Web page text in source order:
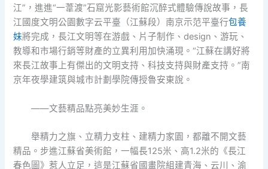
江”，進進“一葦渡”石窟光影藝術館沉醉式體驗傳說故事，長
江國度文明公園數字云平臺（江蘇段）南京示范平臺行包養
妹將完成，長江文明等在游戲、片子制作、design、游玩、
教導和市場行銷等財產的立異利用加快涌現。“江蘇在講好將
來長江故事上有傑出的文明支持、科技支持與財產支持。”南
京年夜學建筑與城市計劃學院傳授魯安東說。
——文藝精品點亮美妙生涯。
舉精力之旗、立精力支柱、建精力家園，都離不開文藝
精品。步進江蘇省美術館，一幅長125米、高1.2米的《長江
春色圖》惹人立足，這是江蘇省國畫院組建青海、云川、渝